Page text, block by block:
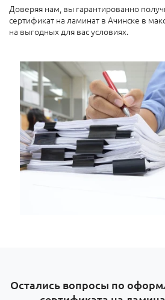
Доверяя нам, вы гарантированно
сертификат на ламинат в Ачинске в
на выгодных для вас условиях.
Остались вопросы по